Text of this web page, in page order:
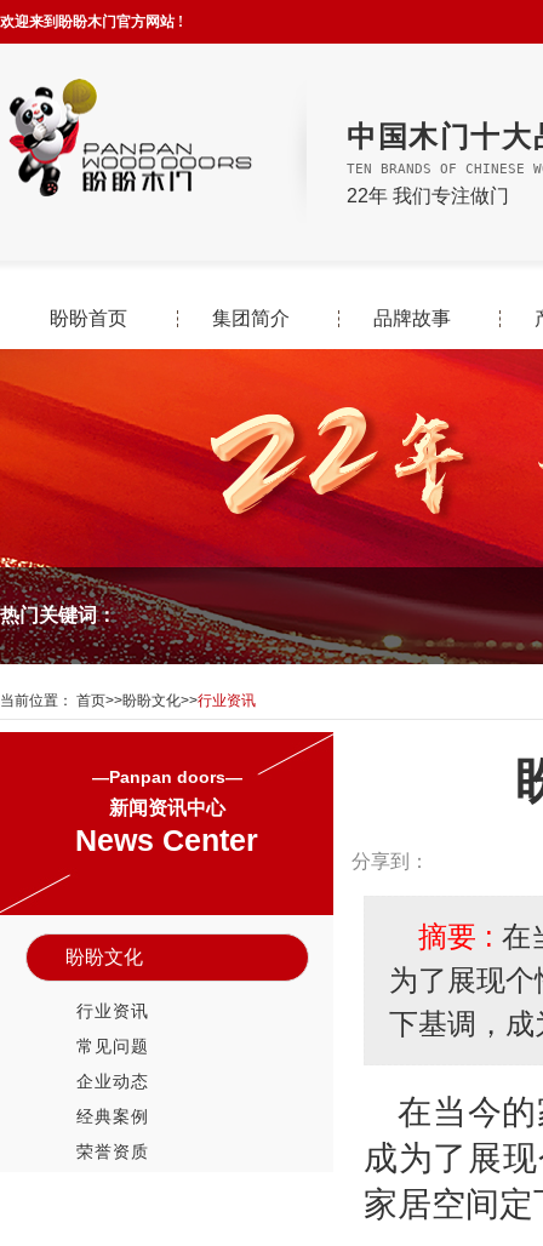
欢迎来到盼盼木门官方网站 !
中国木门十大
TEN BRANDS OF CHINESE
22年 我们专注做门
盼盼首页 集团简介 品牌故事
热门关键词：
当前位置： 首页>>盼盼文化>>行业资讯
—Panpan doors—
新闻资讯中心
News Center
盼盼文化
行业资讯
常见问题
企业动态
经典案例
荣誉资质
分享到：
摘要 : 在
为了展现
下基调，
在当今
成为了展
家居空间